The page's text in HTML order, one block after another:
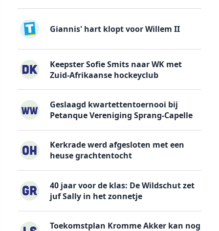
Giannis' hart klopt voor Willem II
Keepster Sofie Smits naar WK met
Zuid-Afrikaanse hockeyclub
Geslaagd kwartettentoernooi bij
Petanque Vereniging Sprang-Capelle
Kerkrade werd afgesloten met een
heuse grachtentocht
40 jaar voor de klas: De Wildschut zet
juf Sally in het zonnetje
Toekomstplan Kromme Akker kan nog